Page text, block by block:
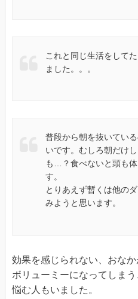
これと同じ生活をして
ました。。。
普段から朝を抜いてい
いです。むしろ朝だけ
も…？食べないと頭も
す。
とりあえず暫くは他の
みようと思います。
効果を感じられない、おな
ボリューミーになってしま
悩む人もいました。